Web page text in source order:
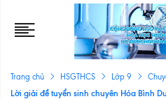
Trang chủ HSGTHCS Lớp 9
Lời giải đề tuyển sinh chuyên Hóa Bình